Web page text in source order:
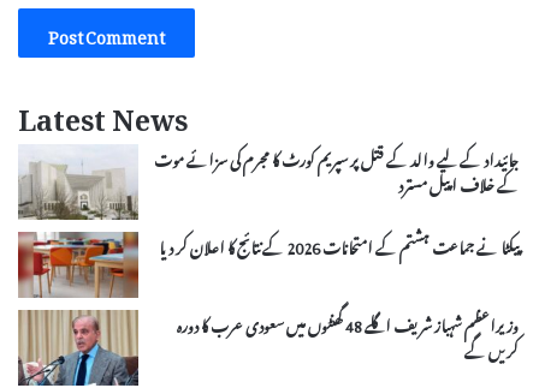
Latest News
جائیداد کے لیے والد کے قتل پر سپریم کورٹ کا مجرم کی سزائے موت
کے خلاف اپیل مسترد
پیکٹا نے جماعت ہشتم کے امتحانات 2026 کے نتائج کا اعلان کر دیا
وزیراعظم شہباز شریف اگلے 48 گھنٹوں میں سعودی عرب کا دورہ
کریں گے